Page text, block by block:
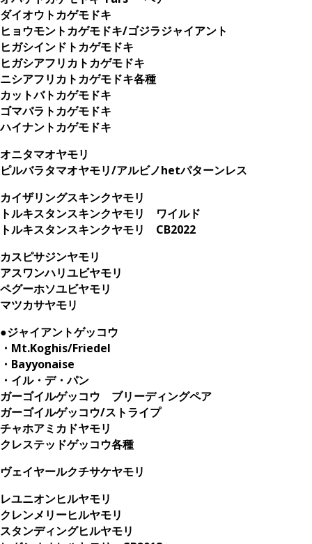
ダイオウトカゲモドキ
ヒョウモントカゲモドキ/ゴジラジャイアント
ヒガシインドトカゲモドキ
ヒガシアフリカトカゲモドキ
ニシアフリカトカゲモドキ各種
カットバトカゲモドキ
ゴマバラトカゲモドキ
ハイナントカゲモドキ
オニタマオヤモリ
ピルバラタマオヤモリ/アルビノhetパターンレス
カイザリングスキンクヤモリ
トルキスタンスキンクヤモリ ワイルド
トルキスタンスキンクヤモリ CB2022
カスピサジンヤモリ
アスワンハリユビヤモリ
ペグーホソユビヤモリ
マツカサヤモリ
●ジャイアントゲッコウ
・Mt.Koghis/Friedel
・Bayyonaise
・イル・デ・パン
ガーゴイルゲッコウ ブリーディングペア
ガーゴイルゲッコウ/ストライプ
チャホアミカドヤモリ
クレステッドゲッコウ各種
ヴェイヤールクチサケヤモリ
レユニオンヒルヤモリ
クレンメリーヒルヤモリ
スタンディングヒルヤモリ